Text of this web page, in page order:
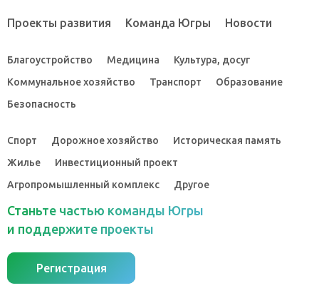
Проекты развития Команда Югры Новости
Благоустройство Медицина
Культура, досуг
Коммунальное хозяйство
Транспорт
Образование
Безопасность
Спорт Дорожное хозяйство
Историческая память
Жилье
Инвестиционный проект
Агропромышленный комплекс
Другое
Станьте частью команды Югры
и поддержите проекты
Регистрация